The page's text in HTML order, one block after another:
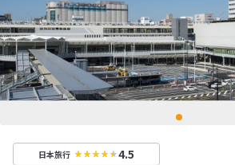
日本旅行 4.5